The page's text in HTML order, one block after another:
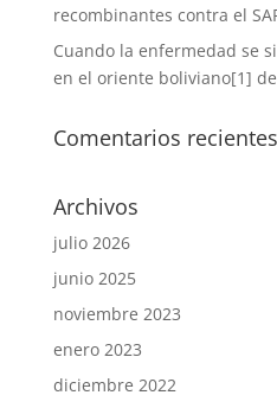
recombinantes contra el
Cuando la enfermedad se
en el oriente boliviano[1]
Comentarios recientes
Archivos
julio 2026
junio 2025
noviembre 2023
enero 2023
diciembre 2022